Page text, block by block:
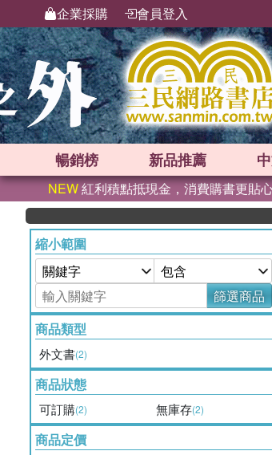
企業採購 會員登入
暢銷榜 新品推薦
NEW紅利積點抵現金，消費購書更貼
縮小範圍
篩選商品
商品類型
外文書(2)
商品狀態
可訂購(2) 無庫存(2)
商品定價